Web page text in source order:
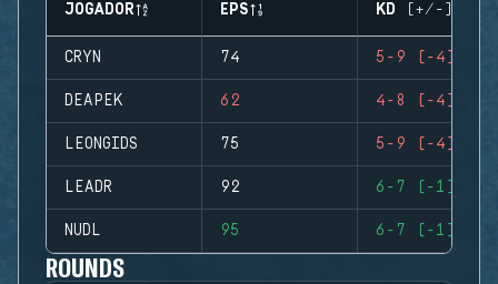
JOGADOR EPS KD (+/-)
CRYN 74 5-9 (-4)
DEAPEK 62 4-8 (-4)
LEONGIDS 75 5-9 (-4)
LEADR 92 6-7 (-1)
NUDL 95 6-7 (-1)
ROUNDS